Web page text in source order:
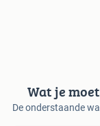
Wat je
De onderstaande